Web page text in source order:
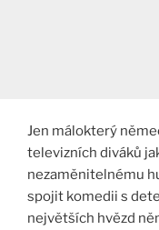
Jen málokterý
televizních diváků
nezaměnitelnému
spojit komedii s
největších hvězd